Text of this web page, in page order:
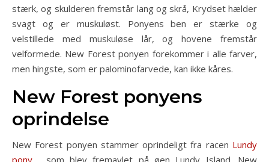
stærk, og skulderen fremstår lang og skrå, Krydset hælder
svagt og er muskuløst. Ponyens ben er stærke og
velstillede med muskuløse lår, og hovene fremstår
velformede. New Forest ponyen forekommer i alle farver,
men hingste, som er palominofarvede, kan ikke kåres.
New Forest ponyens
oprindelse
New Forest ponyen stammer oprindeligt fra racen Lundy
pony , som blev fremavlet på øen Lundy Island. New